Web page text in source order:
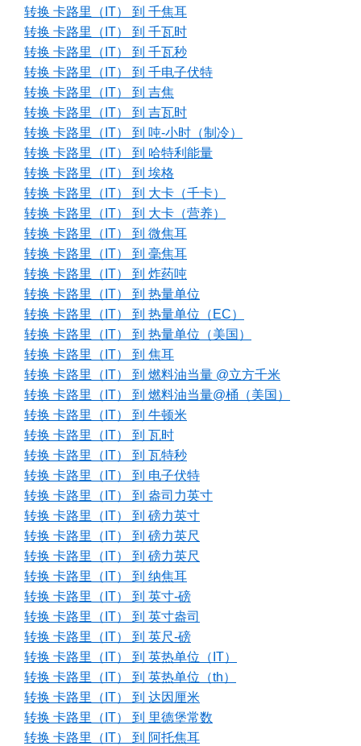
转换 卡路里（IT） 到 千焦耳
转换 卡路里（IT） 到 千瓦时
转换 卡路里（IT） 到 千瓦秒
转换 卡路里（IT） 到 千电子伏特
转换 卡路里（IT） 到 吉焦
转换 卡路里（IT） 到 吉瓦时
转换 卡路里（IT） 到 吨-小时（制冷）
转换 卡路里（IT） 到 哈特利能量
转换 卡路里（IT） 到 埃格
转换 卡路里（IT） 到 大卡（千卡）
转换 卡路里（IT） 到 大卡（营养）
转换 卡路里（IT） 到 微焦耳
转换 卡路里（IT） 到 毫焦耳
转换 卡路里（IT） 到 炸药吨
转换 卡路里（IT） 到 热量单位
转换 卡路里（IT） 到 热量单位（EC）
转换 卡路里（IT） 到 热量单位（美国）
转换 卡路里（IT） 到 焦耳
转换 卡路里（IT） 到 燃料油当量 @立方千米
转换 卡路里（IT） 到 燃料油当量@桶（美国）
转换 卡路里（IT） 到 牛顿米
转换 卡路里（IT） 到 瓦时
转换 卡路里（IT） 到 瓦特秒
转换 卡路里（IT） 到 电子伏特
转换 卡路里（IT） 到 盎司力英寸
转换 卡路里（IT） 到 磅力英寸
转换 卡路里（IT） 到 磅力英尺
转换 卡路里（IT） 到 磅力英尺
转换 卡路里（IT） 到 纳焦耳
转换 卡路里（IT） 到 英寸-磅
转换 卡路里（IT） 到 英寸盎司
转换 卡路里（IT） 到 英尺-磅
转换 卡路里（IT） 到 英热单位（IT）
转换 卡路里（IT） 到 英热单位（th）
转换 卡路里（IT） 到 达因厘米
转换 卡路里（IT） 到 里德堡常数
转换 卡路里（IT） 到 阿托焦耳